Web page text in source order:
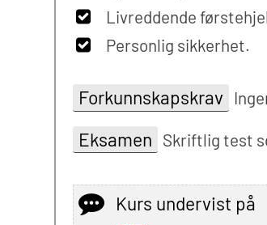
Livreddende
Personlig sikkerhet.
Forkunnskapskrav
Eksamen Skriftlig test
Kurs undervist på